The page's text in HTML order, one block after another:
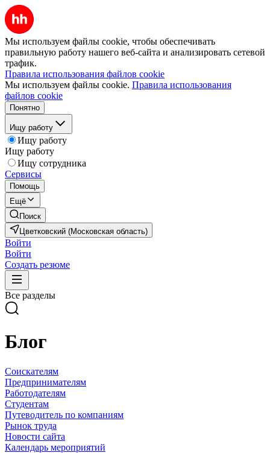
Мы используем файлы cookie, чтобы обеспечивать
правильную работу нашего веб-сайта и анализировать сетевой
трафик.
Правила использования файлов cookie
Мы используем файлы cookie. Правила использования
файлов cookie
Понятно
Ищу работу
Ищу работу
Ищу работу
Ищу сотрудника
Сервисы
Помощь
Ещё
Поиск
Цветковский (Московская область)
Войти
Войти
Создать резюме
Все разделы
Блог
Соискателям
Предпринимателям
Работодателям
Студентам
Путеводитель по компаниям
Рынок труда
Новости сайта
Календарь мероприятий